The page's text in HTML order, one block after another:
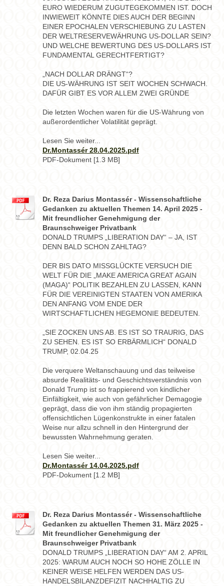
EURO WIEDERUM ZUGUTEGEKOMMEN IST. DOCH
INWIEWEIT KÖNNTE DIES AUCH DER BEGINN
EINER EPOCHALEN VERSCHIEBUNG ZU LASTEN
DER WELTRESERVEWÄHRUNG US-DOLLAR SEIN?
UND WELCHE BEWERTUNG DES US-DOLLARS IST
FUNDAMENTAL GERECHTFERTIGT?
„NACH DOLLAR DRÄNGT“?
DIE US-WÄHRUNG IST SEIT WOCHEN SCHWACH.
DAFÜR GIBT ES VOR ALLEM ZWEI GRÜNDE
Die letzten Wochen waren für die US-Währung von
außerordentlicher Volatilität geprägt.
Lesen Sie weiter...
Dr.Montassér 28.04.2025.pdf
PDF-Dokument [1.3 MB]
Dr. Reza Darius Montassér - Wissenschaftliche
Gedanken zu aktuellen Themen 14. April 2025 -
Mit freundlicher Genehmigung der
Braunschweiger Privatbank
DONALD TRUMPS „LIBERATION DAY“ – JA, IST
DENN BALD SCHON ZAHLTAG?
DER BIS DATO MISSGLÜCKTE VERSUCH DIE
WELT FÜR DIE „MAKE AMERICA GREAT AGAIN
(MAGA)“ POLITIK BEZAHLEN ZU LASSEN, KANN
FÜR DIE VEREINIGTEN STAATEN VON AMERIKA
DEN ANFANG VOM ENDE DER
WIRTSCHAFTLICHEN HEGEMONIE BEDEUTEN.
„SIE ZOCKEN UNS AB. ES IST SO TRAURIG, DAS
ZU SEHEN. ES IST SO ERBÄRMLICH“ DONALD
TRUMP, 02.04.25
Die verquere Weltanschauung und das teilweise
absurde Realitäts- und Geschichtsverständnis von
Donald Trump ist so frappierend von kindlicher
Einfältigkeit, wie auch von gefährlicher Demagogie
geprägt, dass die von ihm ständig propagierten
offensichtlichen Lügenkonstrukte in einer fatalen
Weise nur allzu schnell in den Hintergrund der
bewussten Wahrnehmung geraten.
Lesen Sie weiter...
Dr.Montassér 14.04.2025.pdf
PDF-Dokument [1.2 MB]
Dr. Reza Darius Montassér - Wissenschaftliche
Gedanken zu aktuellen Themen 31. März 2025 -
Mit freundlicher Genehmigung der
Braunschweiger Privatbank
DONALD TRUMPS „LIBERATION DAY“ AM 2. APRIL
2025: WARUM AUCH NOCH SO HOHE ZÖLLE IN
KEINER WEISE HELFEN WERDEN DAS US-
HANDELSBILANZDEFIZIT NACHHALTIG ZU